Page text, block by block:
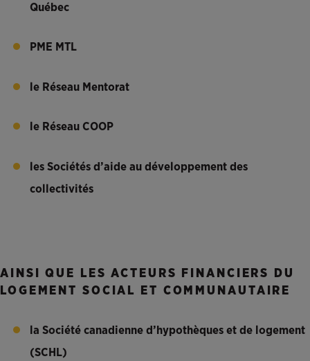
Québec
PME MTL
le Réseau Mentorat
le Réseau COOP
les Sociétés d’aide au développement des
collectivités
AINSI QUE LES ACTEURS FINANCIERS DU
LOGEMENT SOCIAL ET COMMUNAUTAIRE
la Société canadienne d’hypothèques et de logement
(SCHL)